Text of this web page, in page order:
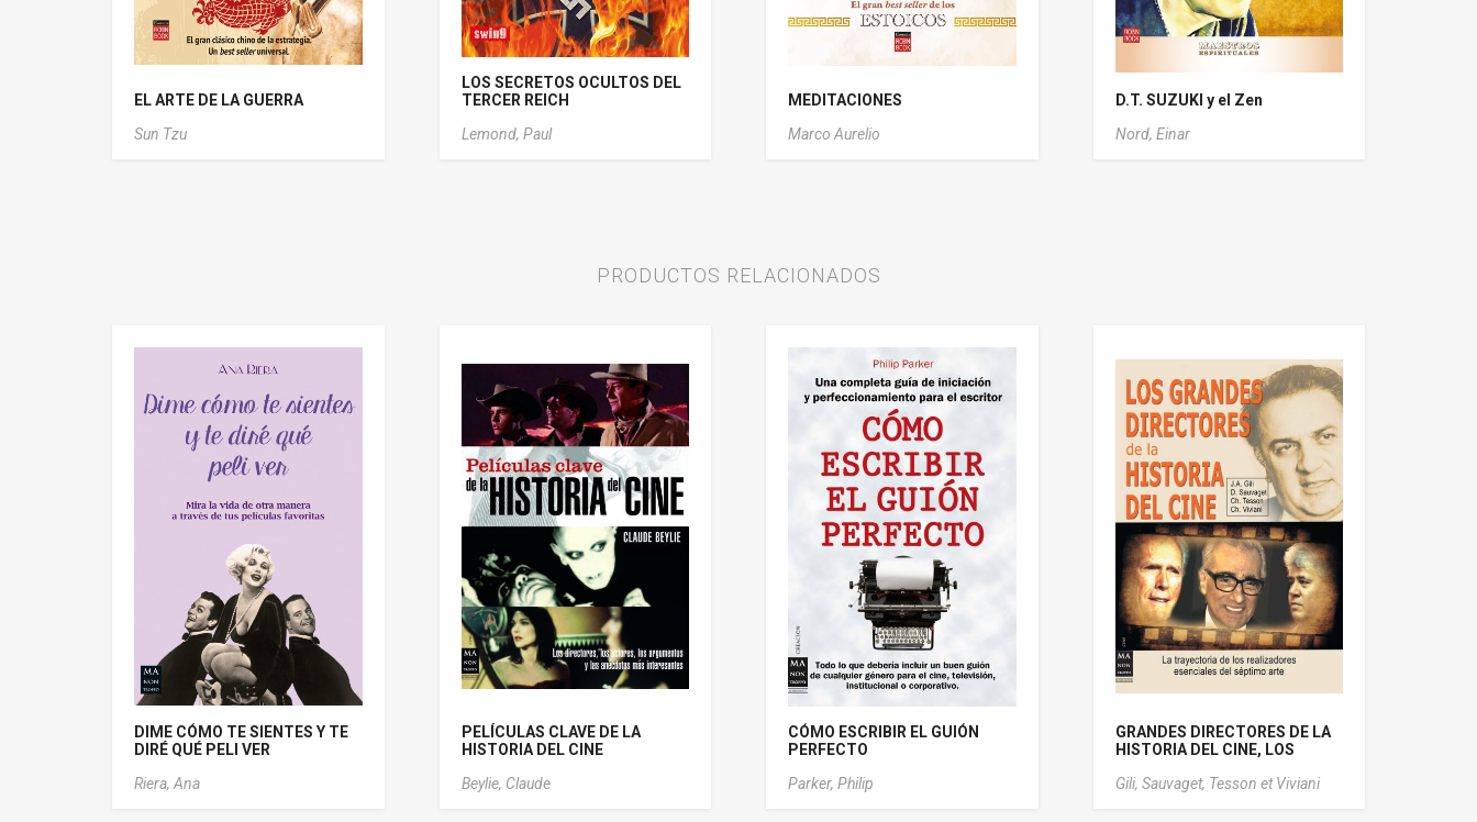
EL ARTE DE LA GUERRA
Sun Tzu
LOS SECRETOS OCULTOS DEL
TERCER REICH
Lemond, Paul
MEDITACIONES
Marco Aurelio
D.T. SUZUKI y el Zen
Nord, Einar
PRODUCTOS RELACIONADOS
DIME CÓMO TE SIENTES Y TE
DIRÉ QUÉ PELI VER
Riera, Ana
PELÍCULAS CLAVE DE LA
HISTORIA DEL CINE
Beylie, Claude
CÓMO ESCRIBIR EL GUIÓN
PERFECTO
Parker, Philip
GRANDES DIRECTORES DE LA
HISTORIA DEL CINE, LOS
Gili, Sauvaget, Tesson et Viviani